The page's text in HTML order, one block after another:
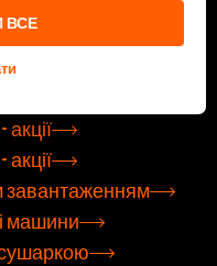
- акції
завантаженням
машини
ВСЕ